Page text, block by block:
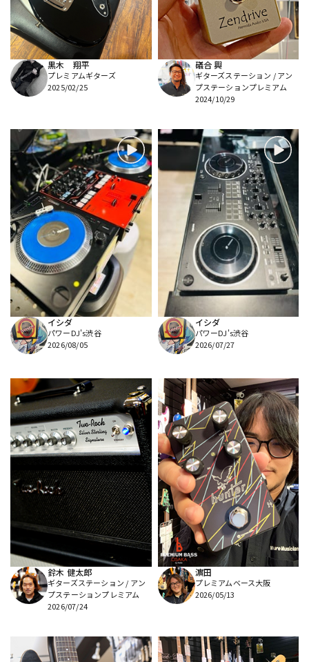
黒木 翔平
プレミアムギターズ
2025/02/25
礒合 興
ギターズステーション / アン
プステーションプレミアム
2024/10/29
イシダ
パワーDJ's渋谷
2026/08/05
イシダ
パワーDJ's渋谷
2026/07/27
鈴木 健太郎
ギターズステーション / アン
プステーションプレミアム
2026/07/24
濵田
プレミアムベース大阪
2026/05/13